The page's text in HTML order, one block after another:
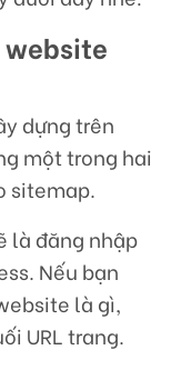
dựng trên
một trong hai
sitemap.
là đăng nhập
Nếu bạn
là gì,
URL trang.